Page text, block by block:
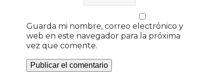
Guarda mi nombre, correo electrónico y
web en este navegador para la próxima
vez que comente.